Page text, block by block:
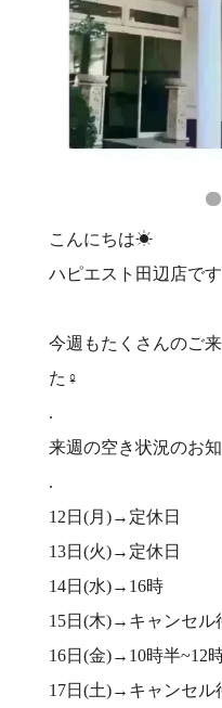
こんにちは☀
ハピエスト田辺店です
今週もたくさんのご
た‍♀️
.
来週の空き状況のお
.
12日(月)→定休日
13日(火)→定休日
14日(水)→16時
15日(木)→キャンセル
16日(金)→10時半~12
17日(土)→キャンセル